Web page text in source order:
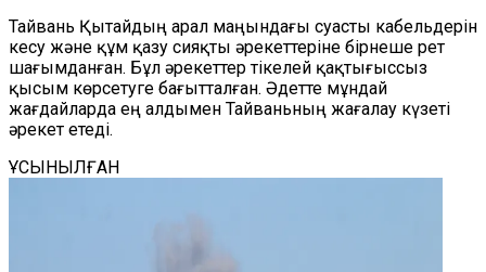
Тайвань Қытайдың арал маңындағы суасты кабельдерін
кесу және құм қазу сияқты әрекеттеріне бірнеше рет
шағымданған. Бұл әрекеттер тікелей қақтығыссыз
қысым көрсетуге бағытталған. Әдетте мұндай
жағдайларда ең алдымен Тайваньның жағалау күзеті
әрекет етеді.
ҰСЫНЫЛҒАН